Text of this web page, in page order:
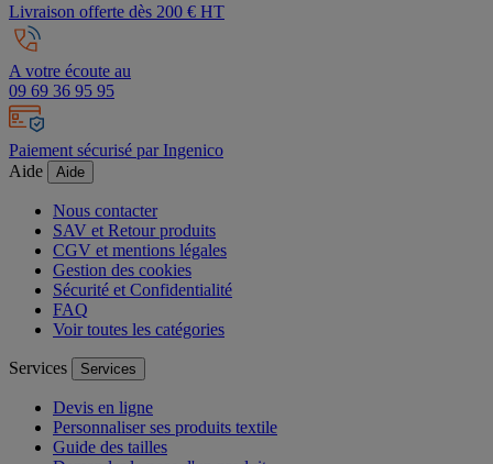
Livraison offerte dès 200 € HT
A votre écoute au
09 69 36 95 95
Paiement sécurisé par Ingenico
Aide
Aide
Nous contacter
SAV et Retour produits
CGV et mentions légales
Gestion des cookies
Sécurité et Confidentialité
FAQ
Voir toutes les catégories
Services Services
Devis en ligne
Personnaliser ses produits textile
Guide des tailles